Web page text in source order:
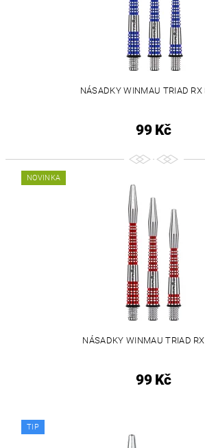
NÁSADKY WINMAU TRIAD RX
99 Kč
NOVINKA
NÁSADKY WINMAU TRIAD
99 Kč
TIP